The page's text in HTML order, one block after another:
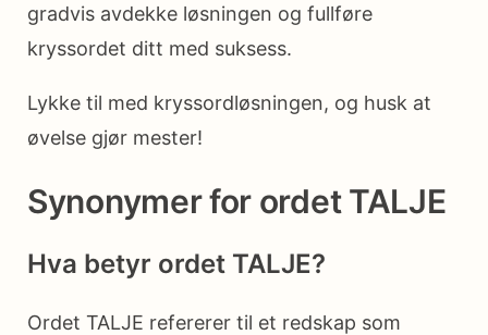
gradvis avdekke løsningen og fullføre
kryssordet ditt med suksess.
Lykke til med kryssordløsningen, og husk at
øvelse gjør mester!
Synonymer for ordet TALJE
Hva betyr ordet TALJE?
Ordet TALJE refererer til et redskap som